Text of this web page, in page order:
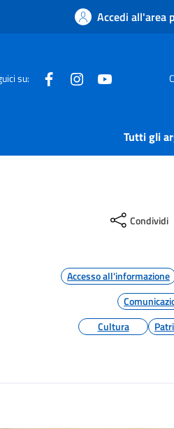
Accedi all'area
su: FacebookInstagram
Tutti gli
Condividi
Accesso all'informazione
Cultura